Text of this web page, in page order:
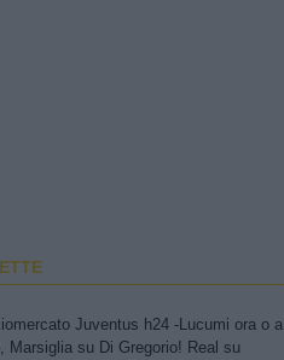
Juventus h24 -Lucumi ora o a
Marsiglia su Di Gregorio! Real su